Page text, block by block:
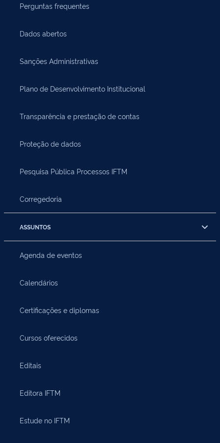
Perguntas frequentes
Dados abertos
Sanções Administrativas
Plano de Desenvolvimento Institucional
Transparência e prestação de contas
Proteção de dados
Pesquisa Pública Processos IFTM
Corregedoria
ASSUNTOS
Agenda de eventos
Calendários
Certificações e diplomas
Cursos oferecidos
Editais
Editora IFTM
Estude no IFTM